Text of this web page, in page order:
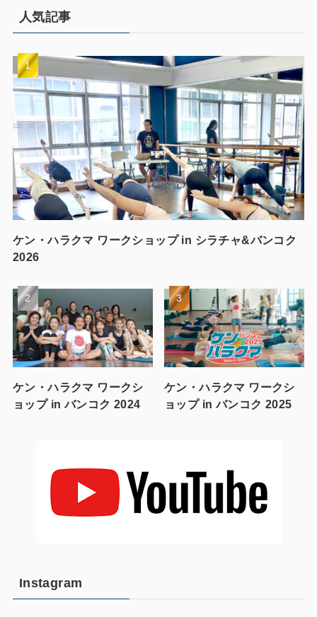
人気記事
ケン・ハラクマ ワークショップ in シラチャ&バンコク
2026
ケン・ハラクマ ワークシ
ョップ in バンコク 2024
ケン・ハラクマ ワークシ
ョップ in バンコク 2025
Instagram